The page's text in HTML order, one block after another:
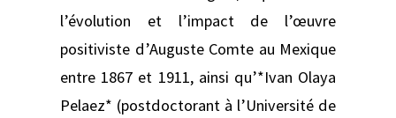
l’évolution et l’impact de l’œuvre
positiviste d’Auguste Comte au Mexique
entre 1867 et 1911, ainsi qu’*Ivan Olaya
Pelaez* (postdoctorant à l’Université de